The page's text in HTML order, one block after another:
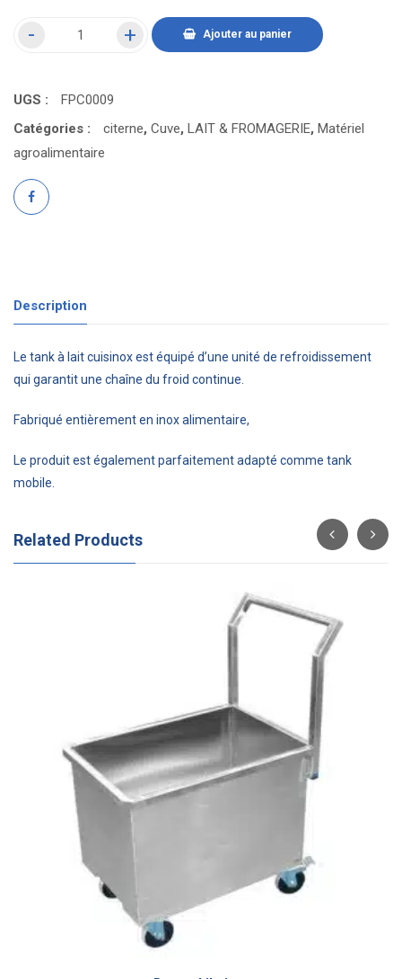
Ajouter au panier
UGS :
FPC0009
Catégories :
citerne, Cuve, LAIT & FROMAGERIE, Matériel
agroalimentaire
Description
Le tank à lait cuisinox est équipé d’une unité de refroidissement
qui garantit une chaîne du froid continue.
Fabriqué entièrement en inox alimentaire,
Le produit est également parfaitement adapté comme tank
mobile.
Related Products